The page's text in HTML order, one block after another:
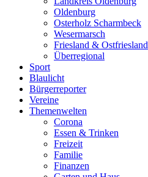
Oldenburg
Osterholz Scharmbeck
Wesermarsch
Friesland & Ostfriesland
Überregional
Sport
Blaulicht
Bürgerreporter
Vereine
Themenwelten
Corona
Essen & Trinken
Freizeit
Familie
Finanzen